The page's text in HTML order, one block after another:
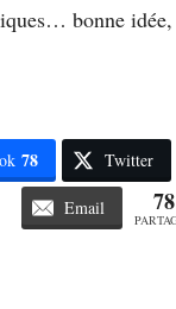
bonne
78 Twitter
Email 78